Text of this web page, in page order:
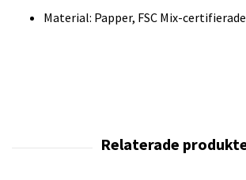
Material: Papper, FSC Mix-certifierade